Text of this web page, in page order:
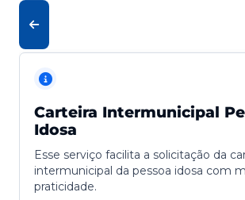
Carteira Intermunicipal
Idosa
Esse serviço facilita a solicitação da
intermunicipal da pessoa idosa com
praticidade.